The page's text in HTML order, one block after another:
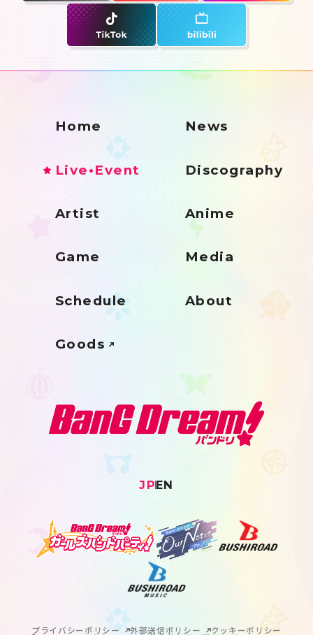
Home News
Live•Event Discography
Artist Anime
Game Media
Schedule About
Goods
JPEN
プライバシーポリシー 外部送信ポリシー クッキーポリシー